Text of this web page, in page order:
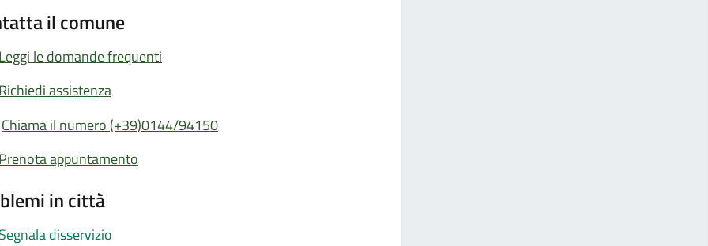
il comune
Leggi le domande frequenti
Richiedi assistenza
Chiama il numero (+39)0144/94150
Prenota appuntamento
in città
Segnala disservizio